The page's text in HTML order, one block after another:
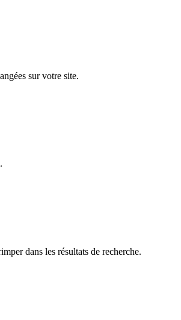
sur votre site.
dans les résultats de recherche.